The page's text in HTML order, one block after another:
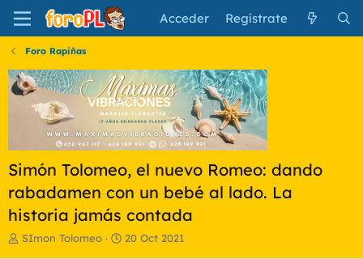
Acceder Regístrate
Foro Rapiñas
Simón Tolomeo, el nuevo Romeo: dando
rabadamen con un bebé al lado. La
historia jamás contada
ISImon Tolomeo
F
20 Oct 2021